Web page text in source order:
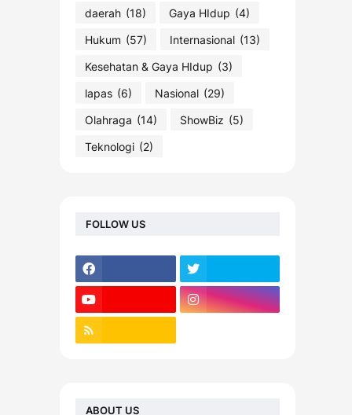
daerah (18) Gaya HIdup (4)
Hukum (57) Internasional (13)
Kesehatan & Gaya HIdup (3)
lapas (6) Nasional (29)
Olahraga (14) ShowBiz (5)
Teknologi (2)
FOLLOW US
ABOUT US